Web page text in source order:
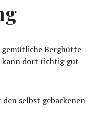
Berghütte
kann dort richtig gut
selbst gebackenen